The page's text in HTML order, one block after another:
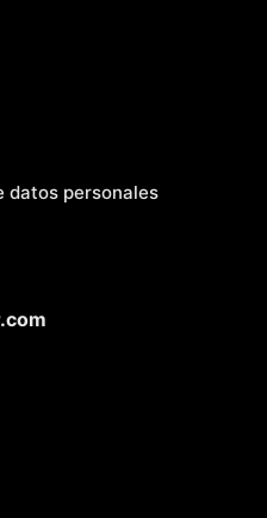
datos personales